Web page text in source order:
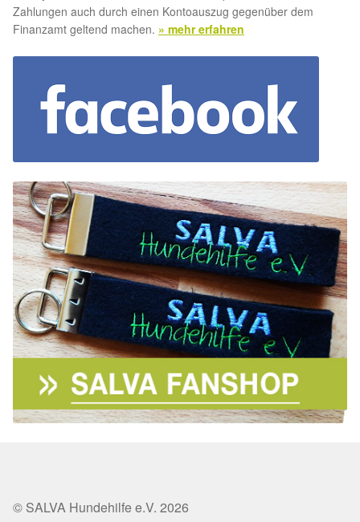
Zahlungen auch durch einen Kontoauszug gegenüber dem
Finanzamt geltend machen. » mehr erfahren
© SALVA Hundehilfe e.V. 2026